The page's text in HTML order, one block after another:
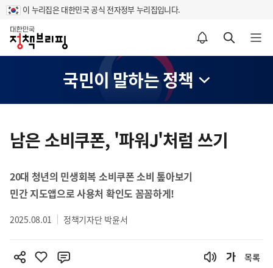
이 누리집은 대한민국 공식 전자정부 누리집입니다.
홈
알림설정 바로가기 검색 바로가기 메뉴 열기
국민이 말하는 정책
텐
츠
역
남은 소비쿠폰, '파워J'처럼 쓰기
20대 청년의 민생회복 소비쿠폰 소비 톺아보기
민간 지도앱으로 사용처 확인도 꼼꼼하게!
2025.08.01 정책기자단 박윤서
목록